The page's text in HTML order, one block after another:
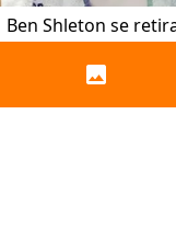
Ben Shleton se
Godoy